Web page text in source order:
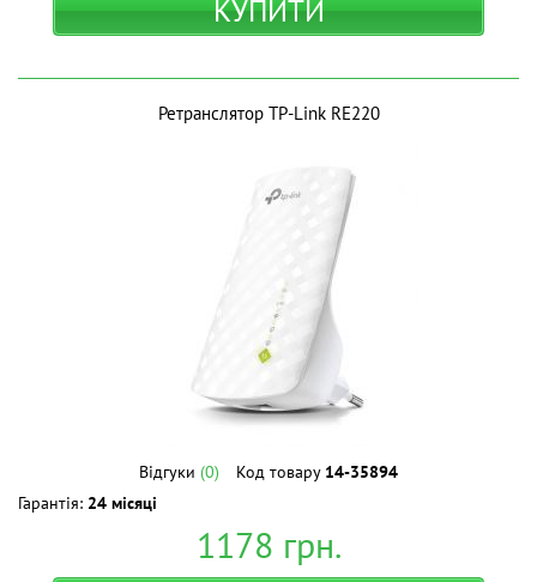
КУПИТИ
Ретранслятор TP-Link RE220
Відгуки (0) Код товару 14-35894
Гарантія: 24 місяці
1178 грн.